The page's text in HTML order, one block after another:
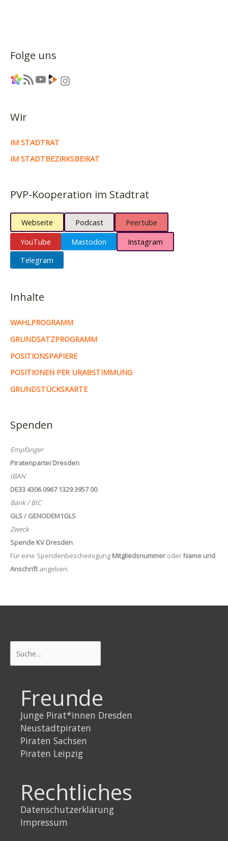
Folge uns
Link RSS-Feed YouTube Link Instagram
Wir
IM STADTRAT
IM STADTBEZIRKSBEIRAT
PVP-Kooperation im Stadtrat
Webseite Podcast
Peertube
YouTube
Mastodon
Instagram
Telegram
Inhalte
WAHLPROGRAMM
GRUNDSATZPROGRAMM
POSITIONSPAPIERE
POSITIONEN PER URABSTIMMUNG
GRUNDSTÜCKSKARTE
Spenden
Empfänger
Piratenpartei Dresden
IBAN
DE33 4306 0967 1329 3957 00
Bank / BIC
GLS / GENODEM1GLS
Zweck
Spende KV Dresden
Für eine Spendenbescheinigung Mitgliedsnummeroder Name und
Anschriftangeben.
Freunde
Junge Pirat*innen Dresden
Neustadtpiraten
Piraten Sachsen
Piraten Leipzig
Rechtliches
Datenschutzerklärung
Impressum